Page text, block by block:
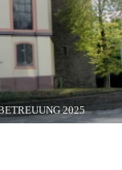
2025